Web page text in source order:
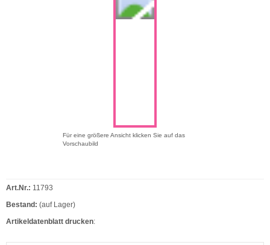
Für eine größere Ansicht klicken Sie auf das
Vorschaubild
Art.Nr.: 11793
Bestand: (auf Lager)
Artikeldatenblatt drucken: